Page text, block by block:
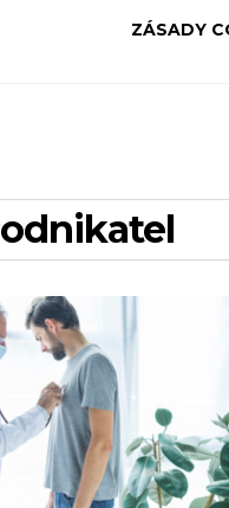
ZÁSADY
podnikatel